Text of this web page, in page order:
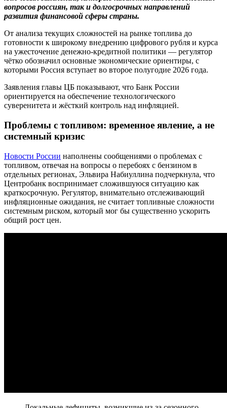
вопросов россиян, так и долгосрочных направлений
развития финансовой сферы страны.
От анализа текущих сложностей на рынке топлива до
готовности к широкому внедрению цифрового рубля и курса
на ужесточение денежно-кредитной политики — регулятор
чётко обозначил основные экономические ориентиры, с
которыми Россия вступает во второе полугодие 2026 года.
Заявления главы ЦБ показывают, что Банк России
ориентируется на обеспечение технологического
суверенитета и жёсткий контроль над инфляцией.
Проблемы с топливом: временное явление, а не
системный кризис
Новости России наполнены сообщениями о проблемах с
топливом, отвечая на вопросы о перебоях с бензином в
отдельных регионах, Эльвира Набиуллина подчеркнула, что
Центробанк воспринимает сложившуюся ситуацию как
краткосрочную. Регулятор, внимательно отслеживающий
инфляционные ожидания, не считает топливные сложности
системным риском, который мог бы существенно ускорить
общий рост цен.